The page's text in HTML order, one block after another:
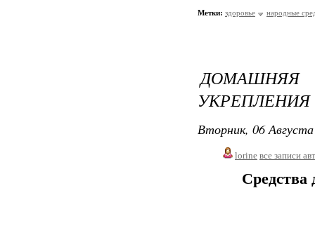
Метки: здоровье народные
ДОМАШНЯЯ
УКРЕПЛЕНИЯ
Вторник, 06
lorine все записи
Средства